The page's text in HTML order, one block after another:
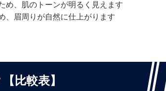
め、肌のトーンが明るく見えます
、眉周りが自然に仕上がります
比較表】